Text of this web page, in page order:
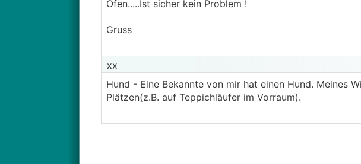
Ofen.....Ist sicher kein Problem !
Gruss
xx
Hund - Eine Bekannte von mir hat einen Hund. Meines
Plätzen(z.B. auf Teppichläufer im Vorraum).